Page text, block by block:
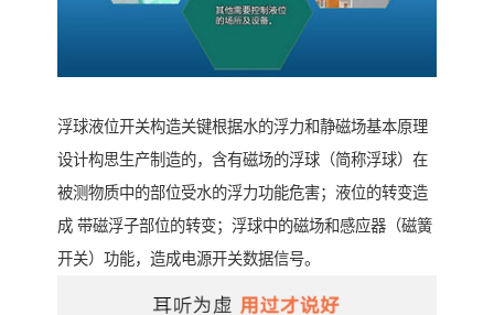
浮球液位开关构造关键根据水的浮力和静磁场基本原理
设计构思生产制造的，含有磁场的浮球（简称浮球）在
被测物质中的部位受水的浮力功能危害；液位的转变造
成 带磁浮子部位的转变；浮球中的磁场和感应器（磁簧
开关）功能，造成电源开关数据信号。